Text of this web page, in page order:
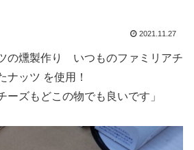
2021.11.27
の燻製作り いつものファミリアチ
ナッツ を使用！
ーズもどこの物でも良いです」